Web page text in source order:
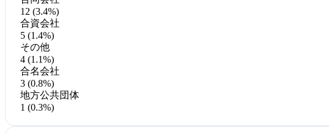
12 (3.4%)
合資会社
5 (1.4%)
その他
4 (1.1%)
合名会社
3 (0.8%)
地方公共団体
1 (0.3%)